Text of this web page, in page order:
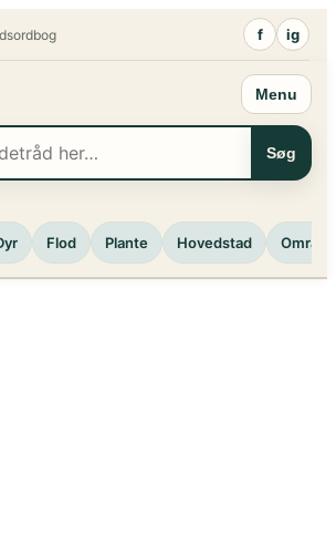
f ig
Menu
Søg
Flod Plante Hovedstad Område